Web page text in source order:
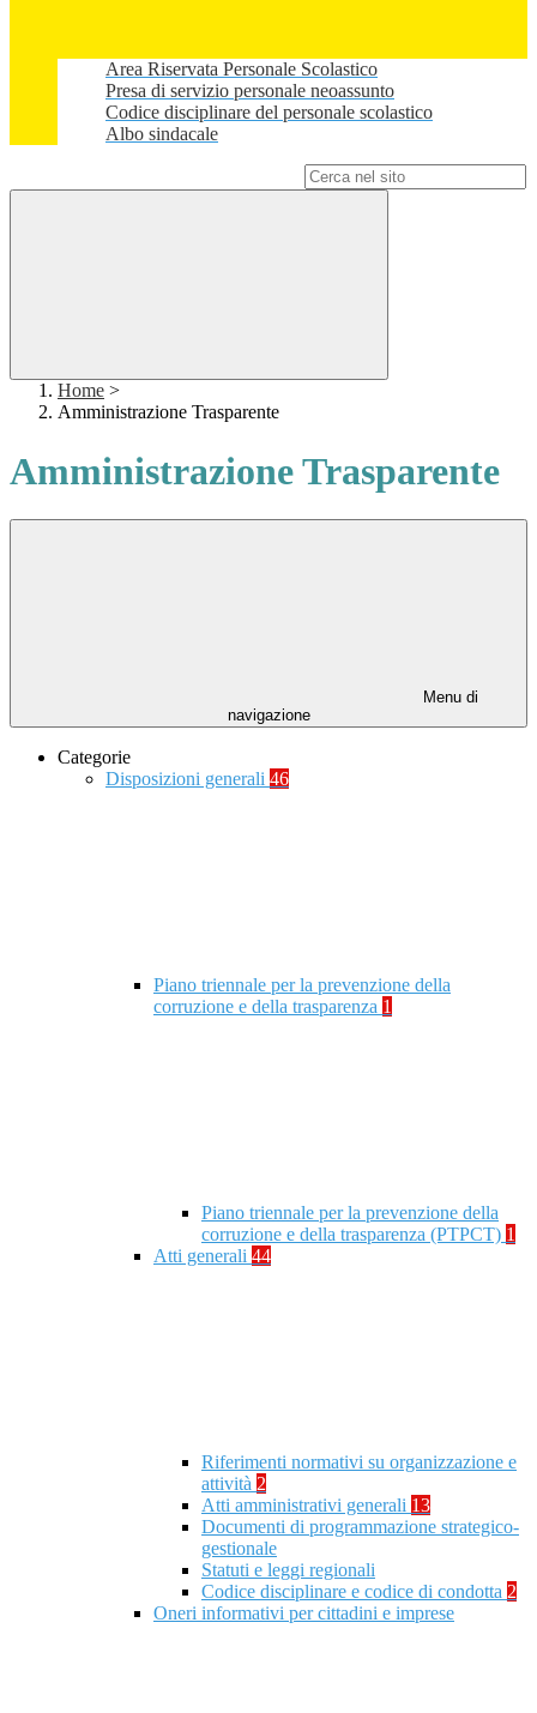
Area Riservata Personale Scolastico
Presa di servizio personale neoassunto
Codice disciplinare del personale scolastico
Albo sindacale
Home >
Amministrazione Trasparente
Amministrazione Trasparente
Menu di
navigazione
Categorie
Disposizioni generali 46
Piano triennale per la prevenzione della
corruzione e della trasparenza 1
Piano triennale per la prevenzione della
corruzione e della trasparenza (PTPCT) 1
Atti generali 44
Riferimenti normativi su organizzazione e
attività 2
Atti amministrativi generali 13
Documenti di programmazione strategico-
gestionale
Statuti e leggi regionali
Codice disciplinare e codice di condotta 2
Oneri informativi per cittadini e imprese